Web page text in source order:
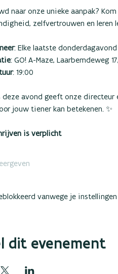
naar onze unieke aanpak?
zelfvertrouwen en leren
: Elke laatste
: GO! A-Maze, Laarbemdeweg
: 19:00
deze avond geeft onze
jouw tiener kan betekenen. ✨
is verplicht
vanwege je
dit evenement